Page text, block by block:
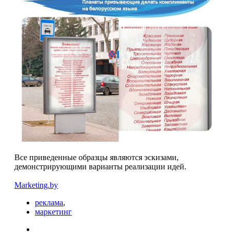
Все приведенные образцы являются эскизами,
демонстрирующими варианты реализации идей.
Marketing.by
реклама,
маркетинг